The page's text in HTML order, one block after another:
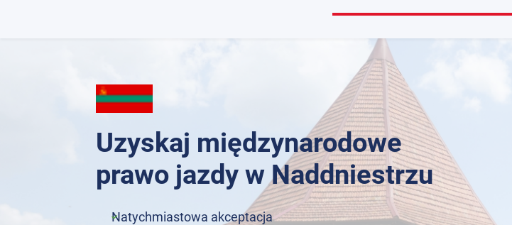
Uzyskaj międzynarodowe
prawo jazdy w Naddniestrzu
Natychmiastowa akceptacja